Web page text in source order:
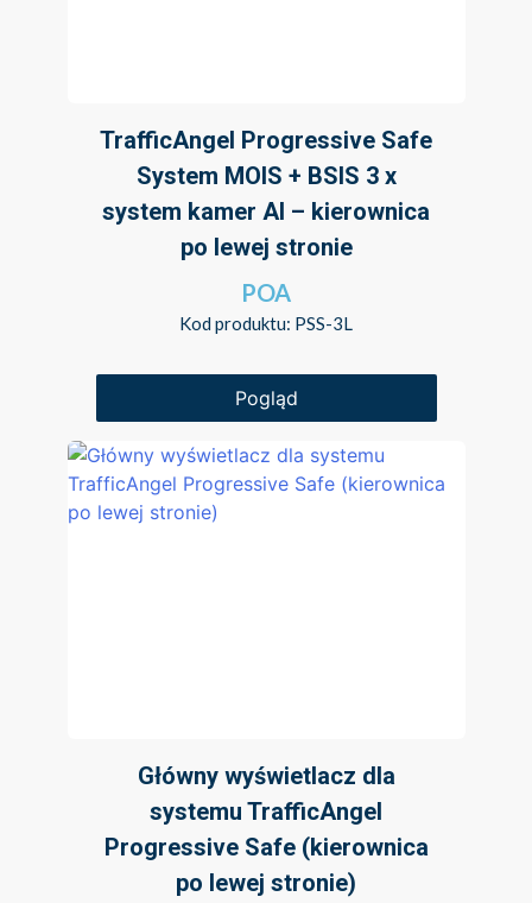
TrafficAngel Progressive Safe
System MOIS + BSIS 3 x
system kamer AI – kierownica
po lewej stronie
POA
Kod produktu: PSS-3L
Pogląd
Główny wyświetlacz dla
systemu TrafficAngel
Progressive Safe (kierownica
po lewej stronie)